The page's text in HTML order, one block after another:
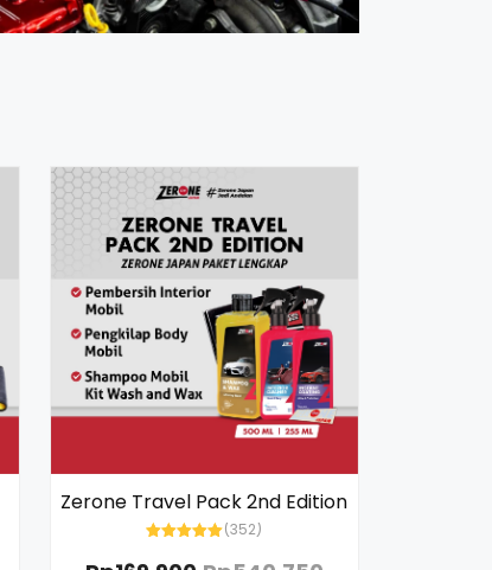
Zerone Travel Pack 2nd Edition
out of 5
(352)